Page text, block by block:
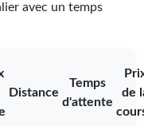
avec un temps
Distance
Temps
d'attente
de